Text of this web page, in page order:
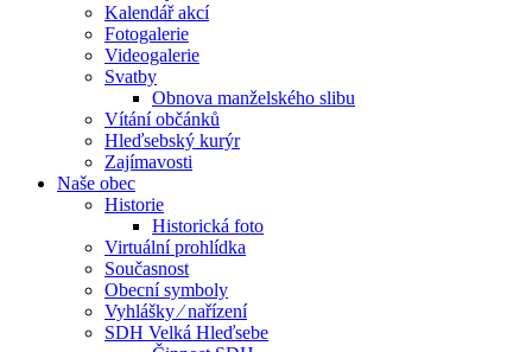
Kalendář akcí
Fotogalerie
Videogalerie
Svatby
Obnova manželského slibu
Vítání občánků
Hleďsebský kurýr
Zajímavosti
Naše obec
Historie
Historická foto
Virtuální prohlídka
Současnost
Obecní symboly
Vyhlášky ⁄ nařízení
SDH Velká Hleďsebe